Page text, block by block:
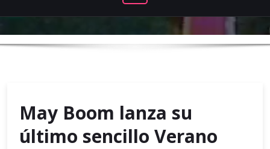
May Boom lanza su
último sencillo Verano